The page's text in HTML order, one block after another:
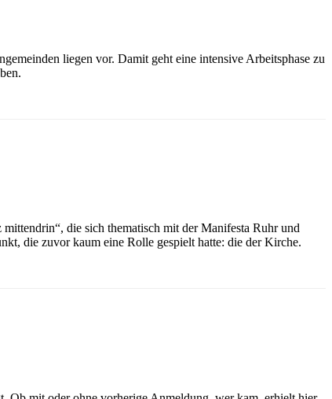
liegen vor. Damit geht eine intensive Arbeitsphase zu
die sich thematisch mit der Manifesta Ruhr und
die zuvor kaum eine Rolle gespielt hatte: die der Kirche.